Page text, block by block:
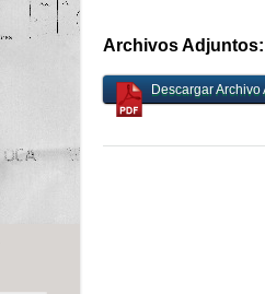
Archivos Adjuntos:
Descargar Archivo